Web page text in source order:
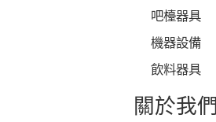
吧檯器具
機器設備
飲料器具
關於我們